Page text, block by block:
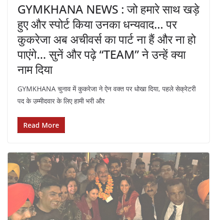
GYMKHANA NEWS : जो हमारे साथ खड़े
हुए और स्पोर्ट किया उनका धन्यवाद… पर
कुकरेजा अब अचीवर्स का पार्ट ना हैं और ना हो
पाएंगे… सुनें और पढ़े “TEAM” ने उन्हें क्या
नाम दिया
GYMKHANA चुनाव में कुकरेजा ने ऐन वक्त पर धोखा दिया, पहले सेक्रेटरी
पद के उम्मीदवार के लिए हामी भरी और
Read More